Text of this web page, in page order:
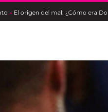
» El origen del mal: ¿Cómo era